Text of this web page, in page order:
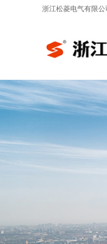
浙江松菱电气有限